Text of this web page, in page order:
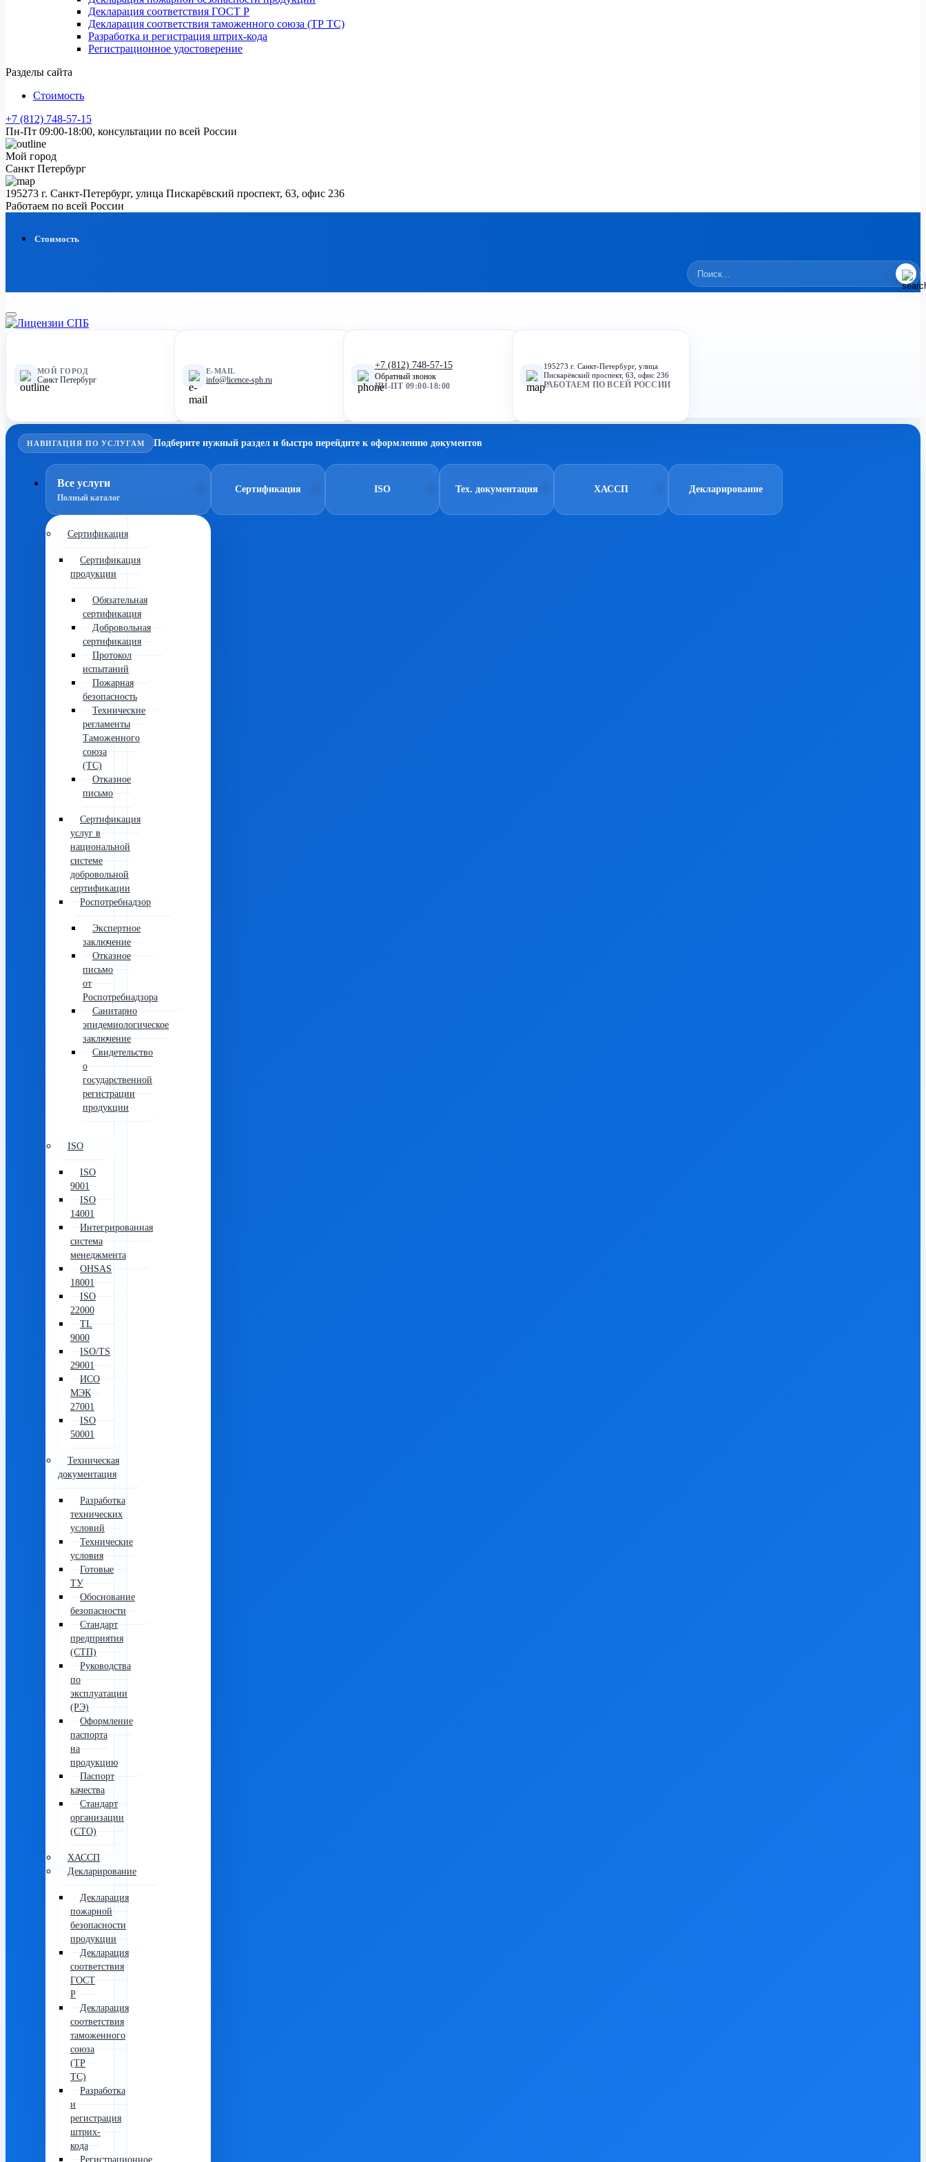
Декларация соответствия ГОСТ Р
Декларация соответствия таможенного союза (ТР ТС)
Разработка и регистрация штрих-кода
Регистрационное удостоверение
Разделы сайта
Стоимость
+7 (812) 748-57-15
Пн-Пт 09:00-18:00, консультации по всей России
Мой город
Санкт Петербург
195273 г. Санкт-Петербург, улица Пискарёвский проспект, 63, офис 236
Работаем по всей России
Стоимость
МОЙ ГОРОД
Санкт Петербург
E-MAIL
info@licence-spb.ru
+7 (812) 748-57-15
Обратный звонок
ПН-ПТ 09:00-18:00
195273 г. Санкт-Петербург, улица
Пискарёвский проспект, 63, офис 236
РАБОТАЕМ ПО ВСЕЙ РОССИИ
НАВИГАЦИЯ ПО УСЛУГАМ Подберите нужный раздел и быстро перейдите к оформлению документов
Все услуги
Полный каталог
Сертификация
Сертификация
продукции
Обязательная
сертификация
Добровольная
сертификация
Протокол
испытаний
Пожарная
безопасность
Технические
регламенты
Таможенного
союза
(ТС)
Отказное
письмо
Сертификация
услуг в
национальной
системе
добровольной
сертификации
Роспотребнадзор
Экспертное
заключение
Отказное
письмо
от
Роспотребнадзора
Санитарно
эпидемиологическое
заключение
Свидетельство
о
государственной
регистрации
продукции
ISO
ISO
9001
ISO
14001
Интегрированная
система
менеджмента
OHSAS
18001
ISO
22000
TL
9000
ISO/TS
29001
ИСО
МЭК
27001
ISO
50001
Техническая
документация
Разработка
технических
условий
Технические
условия
Готовые
ТУ
Обоснование
безопасности
Стандарт
предприятия
(СТП)
Руководства
по
эксплуатации
(РЭ)
Оформление
паспорта
на
продукцию
Паспорт
качества
Стандарт
организации
(СТО)
ХАССП
Декларирование
Декларация
пожарной
безопасности
продукции
Декларация
соответствия
ГОСТ
Р
Декларация
соответствия
таможенного
союза
(ТР
ТС)
Разработка
и
регистрация
штрих-
кода
Регистрационное
Сертификация ISO Тех. документация ХАССП Декларирование